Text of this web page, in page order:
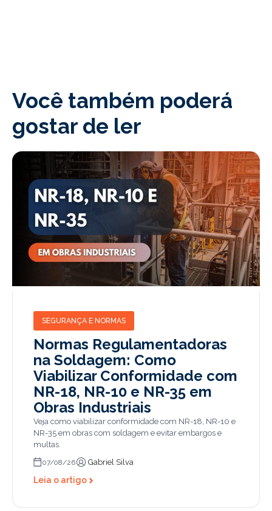
Você também poderá
gostar de ler
SEGURANÇA E NORMAS
Normas Regulamentadoras
na Soldagem: Como
Viabilizar Conformidade com
NR-18, NR-10 e NR-35 em
Obras Industriais
Veja como viabilizar conformidade com NR-18, NR-10 e
NR-35 em obras com soldagem e evitar embargos e
multas.
07/08/26 Gabriel Silva
Leia o artigo